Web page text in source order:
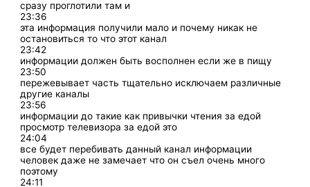
сразу проглотили там и
23:36
эта информация получили мало и почему никак не
остановиться то что этот канал
23:42
информации должен быть восполнен если же в пищу
23:50
пережевывает часть тщательно исключаем различные
другие каналы
23:56
информации до такие как привычки чтения за едой
просмотр телевизора за едой это
24:04
все будет перебивать данный канал информации
человек даже не замечает что он съел очень много
поэтому
24:11